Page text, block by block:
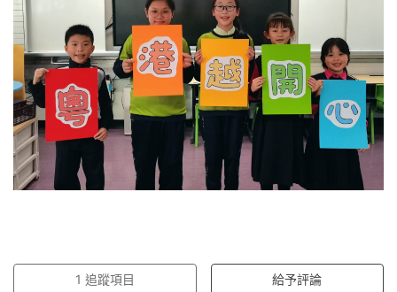
1 追蹤項目 給予評論